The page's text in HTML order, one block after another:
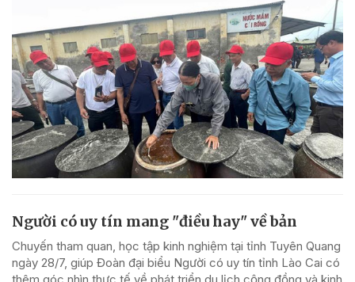
Người có uy tín mang "điều hay" về bản
Chuyến tham quan, học tập kinh nghiệm tại tỉnh Tuyên Quang
ngày 28/7, giúp Đoàn đại biểu Người có uy tín tỉnh Lào Cai có